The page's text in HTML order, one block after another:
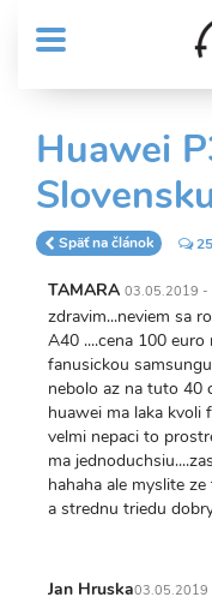
obsah
MENU
Sub
Header
menu
User
account
menu
Huawei
Späť na článok
TAMARA 03.05.2019 -
zdravim...neviem sa
A40 ....cena 100
fanusickou
nebolo az na tuto 40
huawei ma laka kvoli
velmi nepaci to
ma
hahaha ale myslite
a strednu triedu
Jan Hruska03.05.2019